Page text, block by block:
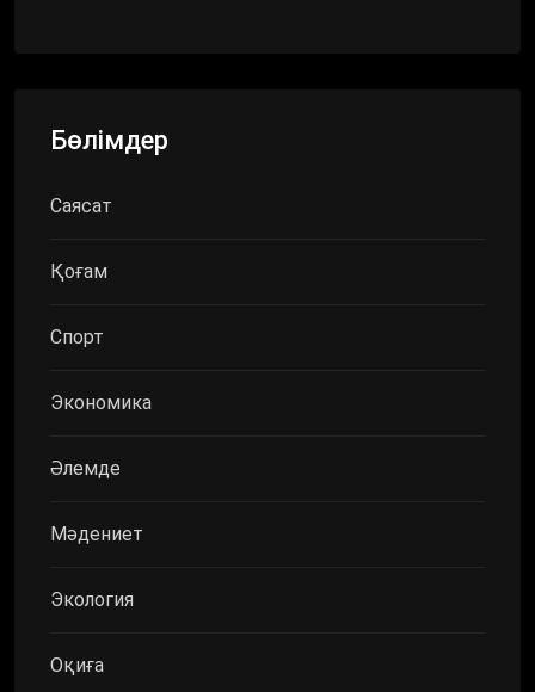
Бөлімдер
Саясат
Қоғам
Спорт
Экономика
Әлемде
Мәдениет
Экология
Оқиға